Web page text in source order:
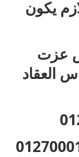
يكون
نصر : 35 ش عزت
العقاد